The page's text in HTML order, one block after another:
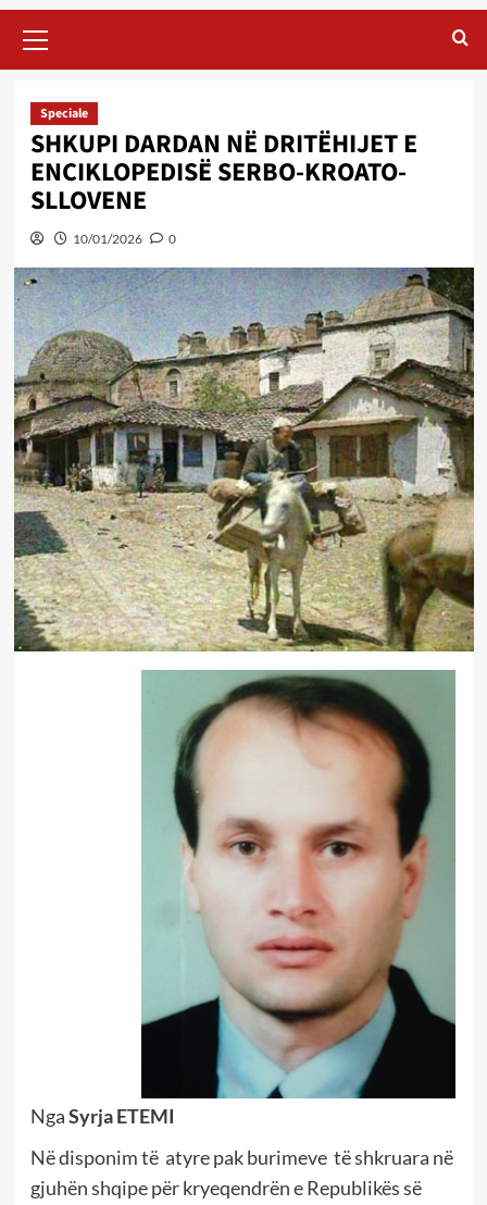
Menu
Speciale
SHKUPI DARDAN NË DRITËHIJET E
ENCIKLOPEDISË SERBO-KROATO-
SLLOVENE
10/01/2026 0
NgaSyrja ETEMI
Në disponim të atyre pak burimeve të shkruara në
gjuhën shqipe për kryeqendrën e Republikës së